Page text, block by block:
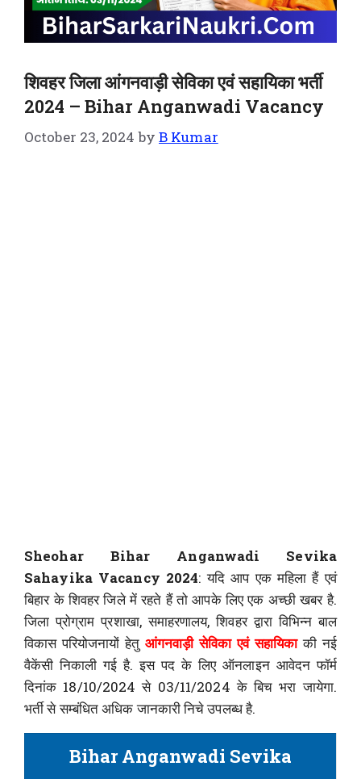
शिवहर जिला आंगनवाड़ी सेविका एवं सहायिका भर्ती
2024 – Bihar Anganwadi Vacancy
October 23, 2024 byB Kumar
Sheohar Bihar Anganwadi Sevika
Sahayika Vacancy 2024: यदि आप एक महिला हैं एवं
बिहार के शिवहर जिले में रहते हैं तो आपके लिए एक अच्छी खबर है.
जिला प्रोग्राम प्रशाखा, समाहरणालय, शिवहर द्वारा विभिन्न बाल
विकास परियोजनायों हेतुआंगनवाड़ी सेविका एवं सहायिकाकी नई
वैकेंसी निकाली गई है. इस पद के लिए ऑनलाइन आवेदन फॉर्म
दिनांक 18/10/2024 से 03/11/2024 के बिच भरा जायेगा.
भर्ती से सम्बंधित अधिक जानकारी निचे उपलब्ध है.
Bihar Anganwadi Sevika